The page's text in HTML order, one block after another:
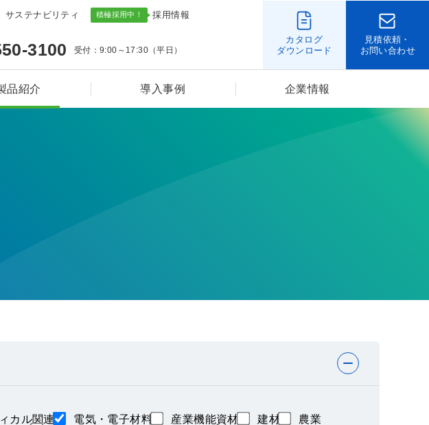
サステナビリティ 採用情報
3100 受付：9:00～17:30（平日）
カタログ
ダウンロード
見積依頼・
お問い合わせ
品紹介 導入事例 企業情報
カル関連 電気・電子材料 産業機能資材 建材
農業